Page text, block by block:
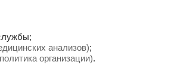
анализов);
организации).